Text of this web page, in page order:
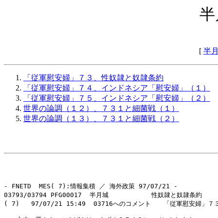
[ 半
「従軍慰安婦」７３、性奴隷と奴隷条約
「従軍慰安婦」７４、インドネシア「慰安婦」（１）
「従軍慰安婦」７５、インドネシア「慰安婦」（２）
世界の論調（１２）、７３１と細菌戦（１）
世界の論調（１３）、７３１と細菌戦（２）
- FNETD  MES( 7):情報集積 ／ 海外政策 97/07/21 -
03793/03794 PFG00017  半月城           性奴隷と奴隷条約
( 7)   97/07/21 15:49  03716へのコメント　　「従軍慰安婦」７